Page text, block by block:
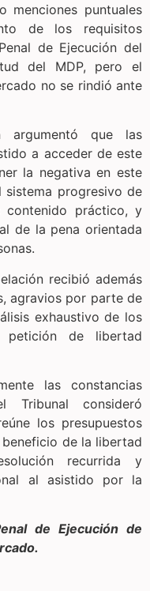
menciones puntuales
de los requisitos
de Ejecución del
del MDP, pero el
no se rindió ante
argumentó que las
a acceder de este
la negativa en este
sistema progresivo de
contenido práctico, y
de la pena orientada
recibió además
agravios por parte de
exhaustivo de los
petición de libertad
las constancias
Tribunal consideró
los presupuestos
de la libertad
recurrida y
al asistido por la
de Ejecución de